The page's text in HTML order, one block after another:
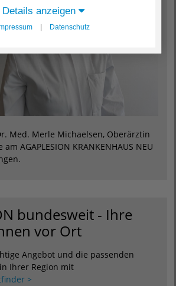
Med. Merle Michaelsen, Oberärztin
AGAPLESION KRANKENHAUS NEU
bundesweit - Ihre
vor Ort
Angebot und die passenden
Ihrer Region mit
>
Details anzeigen
| Datenschutz